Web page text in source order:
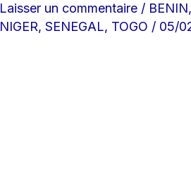
Laisser un commentaire / BENIN,
NIGER, SENEGAL, TOGO / 05/